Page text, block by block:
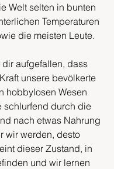
Welt selten in bunten
Temperaturen
die meisten Leute.
aufgefallen, dass
unsere bevölkerte
hobbylosen Wesen
schlurfend durch die
nach etwas Nahrung
wir werden, desto
dieser Zustand, in
und wir lernen